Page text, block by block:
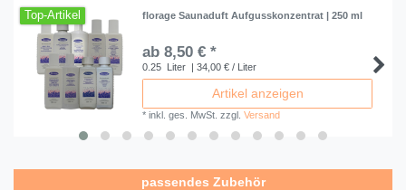
Top-Artikel florage Saunaduft Aufgusskonzentrat | 250 ml
ab 8,50 € *
0.25 Liter | 34,00 € / Liter
Artikel anzeigen
*inkl. ges. MwSt. zzgl.Versand
passendes Zubehör